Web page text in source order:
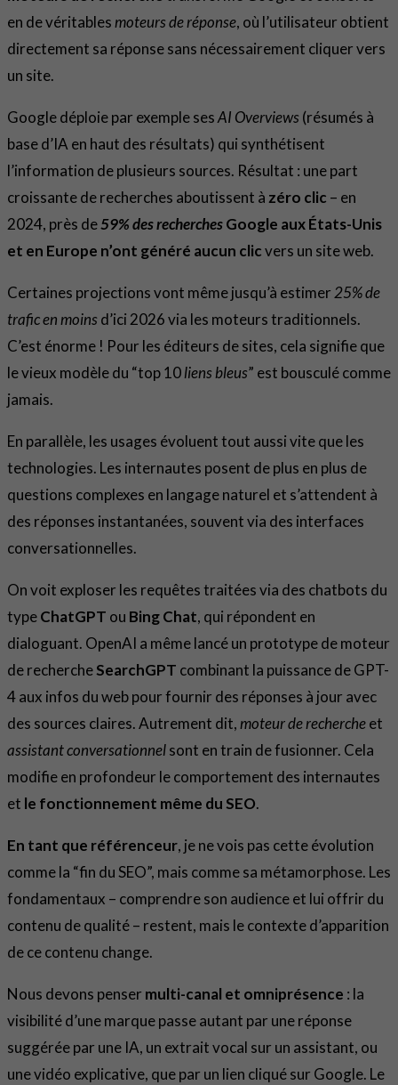
en de véritables moteurs de réponse, où l’utilisateur obtient
directement sa réponse sans nécessairement cliquer vers
un site.
Google déploie par exemple sesAI Overviews(résumés à
base d’IA en haut des résultats) qui synthétisent
l’information de plusieurs sources. Résultat : une part
croissante de recherches aboutissent à zéro clic – en
2024, près de59% des recherchesGoogle aux États-Unis
et en Europe n’ont généré aucun clicvers un site web.
Certaines projections vont même jusqu’à estimer 25% de
trafic en moinsd’ici 2026 via les moteurs traditionnels.
C’est énorme ! Pour les éditeurs de sites, cela signifie que
le vieux modèle du “top 10liens bleus” est bousculé comme
jamais.
En parallèle, les usages évoluent tout aussi vite que les
technologies. Les internautes posent de plus en plus de
questions complexes en langage naturel et s’attendent à
des réponses instantanées, souvent via des interfaces
conversationnelles.
On voit exploser les requêtes traitées via des chatbots du
typeChatGPT ou Bing Chat, qui répondent en
dialoguant. OpenAI a même lancé un prototype de moteur
de rechercheSearchGPT combinant la puissance de GPT-
4 aux infos du web pour fournir des réponses à jour avec
des sources claires. Autrement dit, moteur de rechercheet
assistant conversationnelsont en train de fusionner. Cela
modifie en profondeur le comportement des internautes
et le fonctionnement même du SEO.
En tant que référenceur, je ne vois pas cette évolution
comme la “fin du SEO”, mais comme sa métamorphose. Les
fondamentaux – comprendre son audience et lui offrir du
contenu de qualité – restent, mais le contexte d’apparition
de ce contenu change.
Nous devons penser multi-canal et omniprésence : la
visibilité d’une marque passe autant par une réponse
suggérée par une IA, un extrait vocal sur un assistant, ou
une vidéo explicative, que par un lien cliqué sur Google. Le